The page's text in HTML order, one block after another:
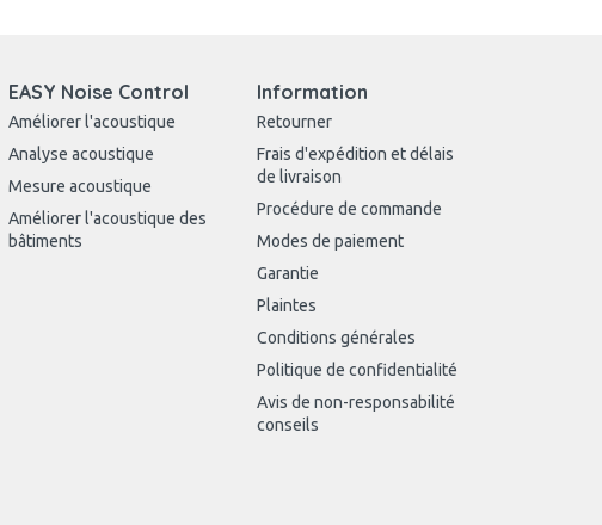
EASY Noise Control
Améliorer l'acoustique
Analyse acoustique
Mesure acoustique
Améliorer l'acoustique des
bâtiments
Information
Retourner
Frais d'expédition et délais
de livraison
Procédure de commande
Modes de paiement
Garantie
Plaintes
Conditions générales
Politique de confidentialité
Avis de non-responsabilité
conseils